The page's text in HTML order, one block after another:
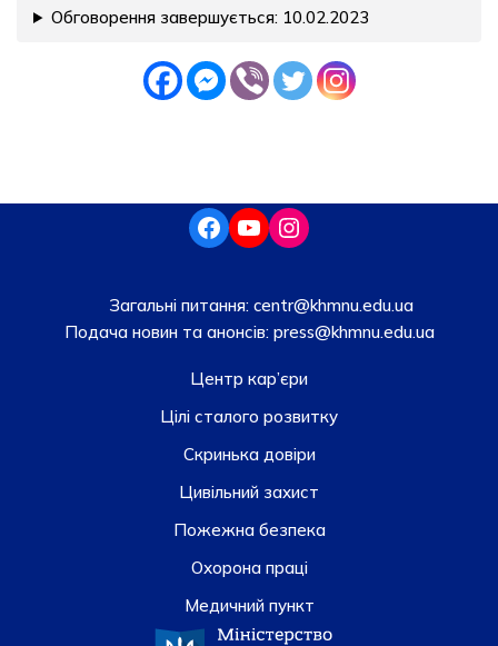
Обговорення завершується: 10.02.2023
Загальні питання: centr@khmnu.edu.ua
Подача новин та анонсів:press@khmnu.edu.ua
Центр кар’єри
Цілі сталого розвитку
Скринька довiри
Цивільний захист
Пожежна безпека
Охорона праці
Медичний пункт